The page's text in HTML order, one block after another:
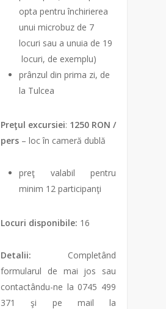
opta pentru închirierea
unui microbuz de 7
locuri sau a unuia de 19
locuri, de exemplu)
prânzul din prima zi, de
la Tulcea
Preţul excursiei: 1250 RON /
pers – loc în cameră dublă
preţ valabil pentru
minim 12 participanţi
Locuri disponibile: 16
Detalii: Completând
formularul de mai jos sau
contactându-ne la 0745 499
371 şi pe mail la